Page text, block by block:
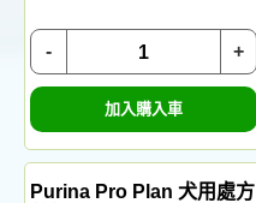
+
-
加入購入車
Purina Pro Plan 犬用處方